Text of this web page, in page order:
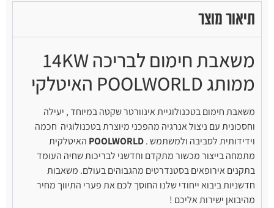
תיאור מוצר
משאבת חימום לבריכה 14KW
ממותג POOLWORLD האיטלקי
משאבת חימום בטכנולוגיית אינוורטר שקטה במיוחד , יעילה
וחסכונית עם ניצול אנרגיה מהפכני מיוצרת בטכנולוגיה חכמה
וידידותית לסביבה ולמשתמש .POOLWORLD האיטלקית
מתמחה בייצור מכשור מתקדם וחדשני לבריכות שחיה העומד
בתקנים אירופאים בסטנדרטים מהגבוהים בעולם. משאבות
חדשניות ביבוא ייחודי שלנו החוסך לכם את פערי התיווך מחיר
מהיבואן ישירות אליכם !